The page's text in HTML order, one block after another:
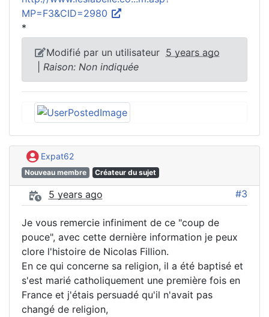
MP=F3&CID=2980
*
Modifié par un utilisateur 5 years ago
Raison: Non indiquée
Expat62
Nouveau membre Créateur du sujet
5 years ago #3
Je vous remercie infiniment de ce "coup de
pouce", avec cette dernière information je peux
clore l'histoire de Nicolas Fillion.
En ce qui concerne sa religion, il a été baptisé et
s'est marié catholiquement une première fois en
France et j'étais persuadé qu'il n'avait pas
changé de religion,